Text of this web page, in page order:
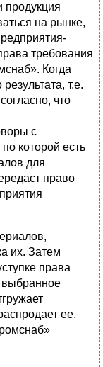
продукция
на рынке,
требования
Когда
т.е.
что
с
которой есть
для
право
их. Затем
права
выбранное
ее.